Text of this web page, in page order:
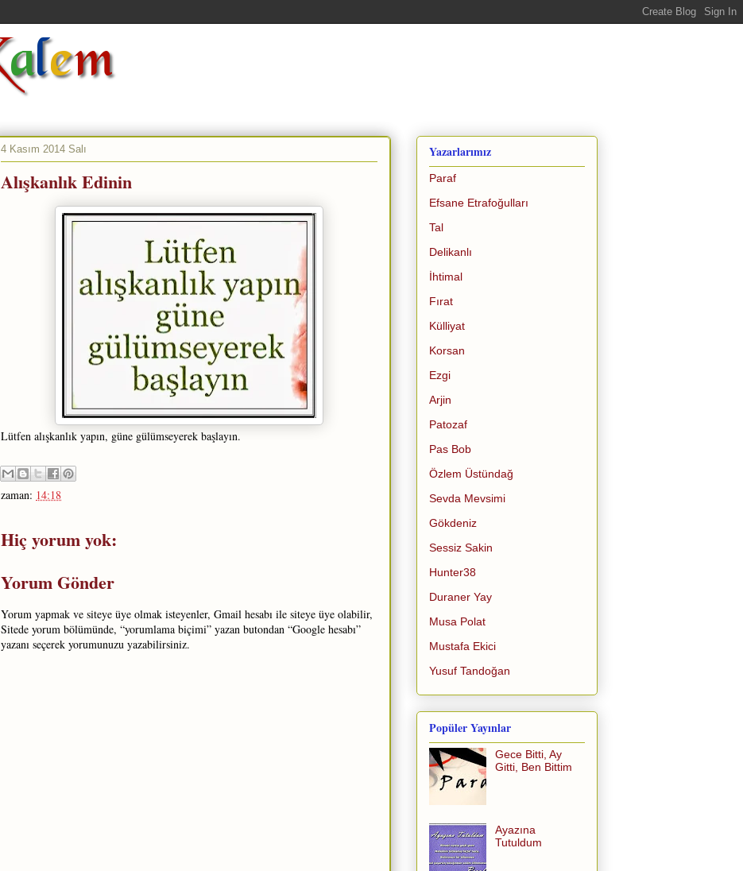
4 Kasım 2014 Salı
Alışkanlık Edinin
Lütfen alışkanlık yapın, güne gülümseyerek başlayın.
zaman: 14:18
Hiç yorum yok:
Yorum Gönder
Yorum yapmak ve siteye üye olmak isteyenler, Gmail hesabı ile siteye üye olabilir,
Sitede yorum bölümünde, “yorumlama biçimi” yazan butondan “Google hesabı”
yazanı seçerek yorumunuzu yazabilirsiniz.
Yazarlarımız
Paraf
Efsane Etrafoğulları
Tal
Delikanlı
İhtimal
Fırat
Külliyat
Korsan
Ezgi
Arjin
Patozaf
Pas Bob
Özlem Üstündağ
Sevda Mevsimi
Gökdeniz
Sessiz Sakin
Hunter38
Duraner Yay
Musa Polat
Mustafa Ekici
Yusuf Tandoğan
Popüler Yayınlar
Gece Bitti, Ay
Gitti, Ben Bittim
Ayazına
Tutuldum